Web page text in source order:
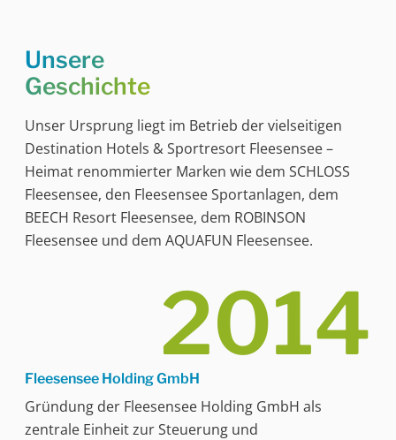
Unsere
Geschichte
Unser Ursprung liegt im Betrieb der vielseitigen
Destination Hotels & Sportresort Fleesensee –
Heimat renommierter Marken wie dem SCHLOSS
Fleesensee, den Fleesensee Sportanlagen, dem
BEECH Resort Fleesensee, dem ROBINSON
Fleesensee und dem AQUAFUN Fleesensee.
2014
Fleesensee Holding GmbH
Gründung der Fleesensee Holding GmbH als
zentrale Einheit zur Steuerung und